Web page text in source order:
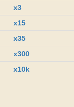
x3
x15
x35
x300
x10k